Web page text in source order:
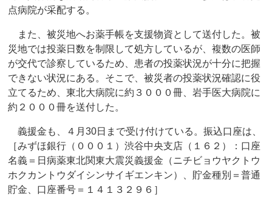
点病院が采配する。
また、被災地へお薬手帳を支援物資として送付した。被
災地では投薬日数を制限して処方しているが、複数の医師
が交代で診察しているため、患者の投薬状況が十分に把握
できない状況にある。そこで、被災者の投薬状況確認に役
立てるため、東北大病院に約３０００冊、岩手医大病院に
約２０００冊を送付した。
義援金も、４月30日まで受け付けている。振込口座は、
［みずほ銀行（０００１）渋谷中央支店（１６２）：口座
名義＝日病薬東北関東大震災義援金（ニチビョウヤクトウ
ホクカントウダイシンサイギエンキン）、貯金種別＝普通
貯金、口座番号＝１４１３２９６］